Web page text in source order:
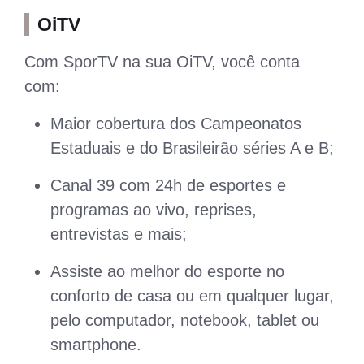
OiTV
Com SporTV na sua OiTV, você conta
com:
Maior cobertura dos Campeonatos
Estaduais e do Brasileirão séries A e B;
Canal 39 com 24h de esportes e
programas ao vivo, reprises,
entrevistas e mais;
Assiste ao melhor do esporte no
conforto de casa ou em qualquer lugar,
pelo computador, notebook, tablet ou
smartphone.